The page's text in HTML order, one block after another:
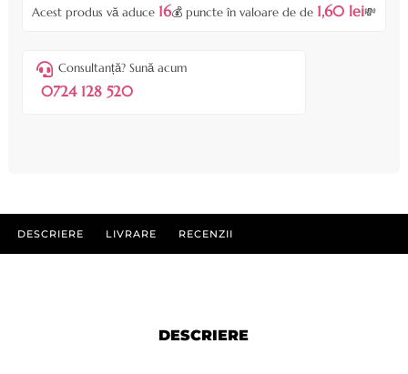
Acest produs vă aduce 16💰 puncte în valoare de de 1,60 lei💸
Consultanță? Sună acum
0724 128 520
DESCRIERE LIVRARE RECENZII
DESCRIERE